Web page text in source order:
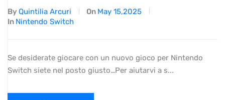
By Quintilia Arcuri On May 15,2025
In Nintendo Switch
Se desiderate giocare con un nuovo gioco per Nintendo
Switch siete nel posto giusto…Per aiutarvi a s...